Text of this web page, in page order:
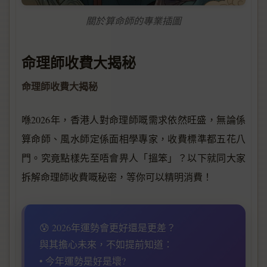
關於算命師的專業插圖
命理師收費大揭秘
命理師收費大揭秘
喺2026年，香港人對命理師嘅需求依然旺盛，無論係
算命師、風水師定係面相學專家，收費標準都五花八
門。究竟點樣先至唔會畀人「搵笨」？以下就同大家
拆解命理師收費嘅秘密，等你可以精明消費！
😰 2026年運勢會更好還是更差？
與其擔心未來，不如提前知道：
• 今年運勢是好是壞?